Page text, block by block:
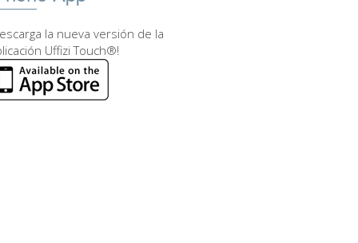
la nueva versión de la
Uffizi Touch®!